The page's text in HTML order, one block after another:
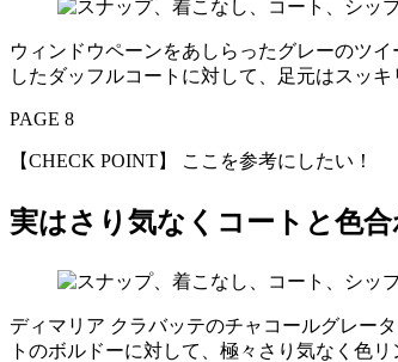
ウィンドウペーンをあしらったグレーのツ
したダッフルコートに対して、足元はスッキ
PAGE 8
【CHECK POINT】 ここを参考にしたい！
実はさり気なくコートと色
ディマリア クラバッテのチャコールグレー
トのボルドーに対して、極々さり気なく色リ